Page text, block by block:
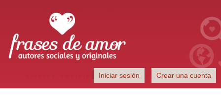
Autores sociales y originales
Iniciar sesión Crear una cuenta